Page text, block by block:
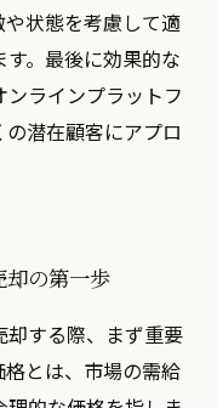
状態を考慮して適
。最後に効果的な
ラインプラットフ
潜在顧客にアプロ
却の第一歩
する際、まず重要
とは、市場の需給